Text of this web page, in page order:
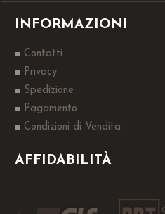
INFORMAZIONI
Contatti
Privacy
Spedizione
Pagamento
Condizioni di Vendita
AFFIDABILITÀ